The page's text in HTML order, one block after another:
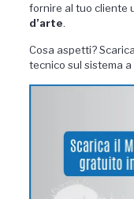
fornire al tuo cliente
d’arte.
Cosa aspetti?
tecnico sul sistema